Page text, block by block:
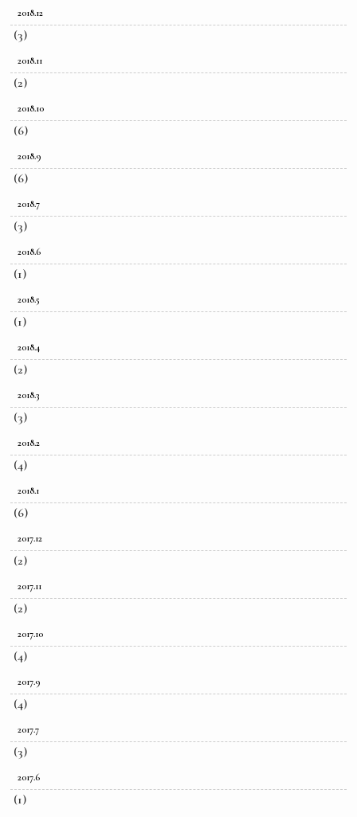
2018.12
(3)
2018.11
(2)
2018.10
(6)
2018.9
(6)
2018.7
(3)
2018.6
(1)
2018.5
(1)
2018.4
(2)
2018.3
(3)
2018.2
(4)
2018.1
(6)
2017.12
(2)
2017.11
(2)
2017.10
(4)
2017.9
(4)
2017.7
(3)
2017.6
(1)